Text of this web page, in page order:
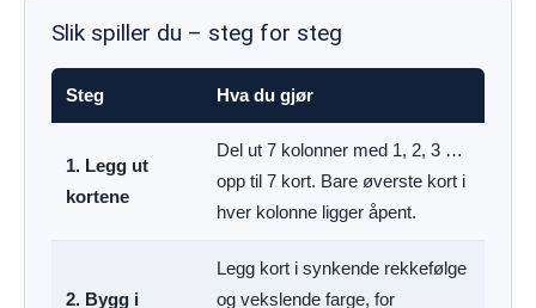
Slik spiller du – steg for steg
Steg Hva du gjør
1. Legg ut
kortene
Del ut 7 kolonner med 1, 2, 3 …
opp til 7 kort. Bare øverste kort i
hver kolonne ligger åpent.
2. Bygg i
Legg kort i synkende rekkefølge
og vekslende farge, for